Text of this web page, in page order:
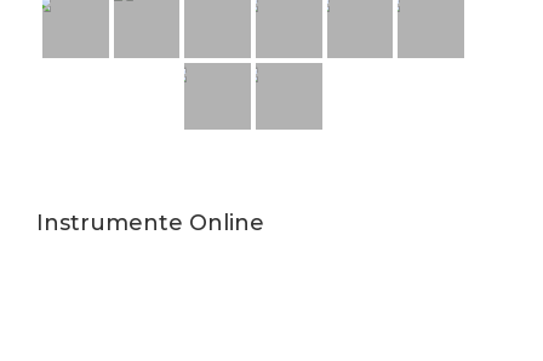
Instrumente Online